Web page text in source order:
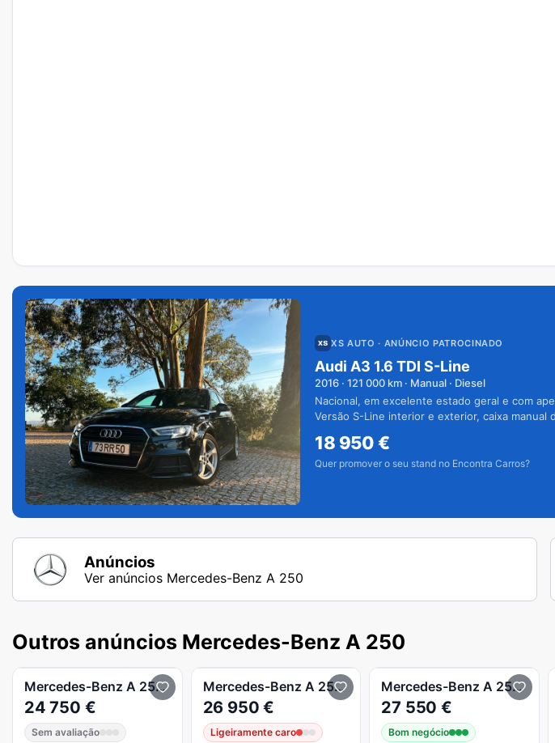
XS AUTO · ANÚNCIO PATROCINADO
Audi A3 1.6 TDI S-Line
2016 · 121 000 km · Manual · Diesel
Nacional, em excelente estado geral e com
Versão S-Line interior e exterior, caixa manual
18 950€
Quer promover o seu stand no Encontra Carros?
Anúncios
Ver anúncios Mercedes-Benz A 250
Outros anúncios Mercedes-Benz A 250
Mercedes-Benz A 250 e Progressive
24 750 €
Sem avaliação
Mercedes-Benz A 250 e AMG Line
26 950 €
Ligeiramente caro
Mercedes-Benz A 250 e
27 550 €
Bom negócio